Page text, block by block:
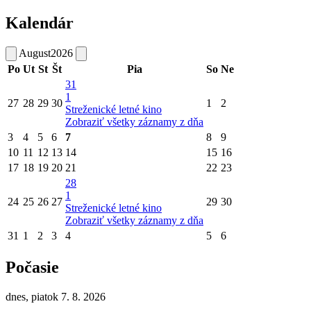
Kalendár
August2026
Po Ut St Št Pia So Ne
27 28 29 30
31
1
Streženické letné kino
Zobraziť všetky záznamy z dňa
1 2
3 4 5 6 7 8
9
10 11 12 13 14 15 16
17 18 19 20 21 22 23
24 25 26 27
28
1
Streženické letné kino
Zobraziť všetky záznamy z dňa
29 30
31 1 2 3 4 5 6
Počasie
dnes, piatok 7. 8. 2026